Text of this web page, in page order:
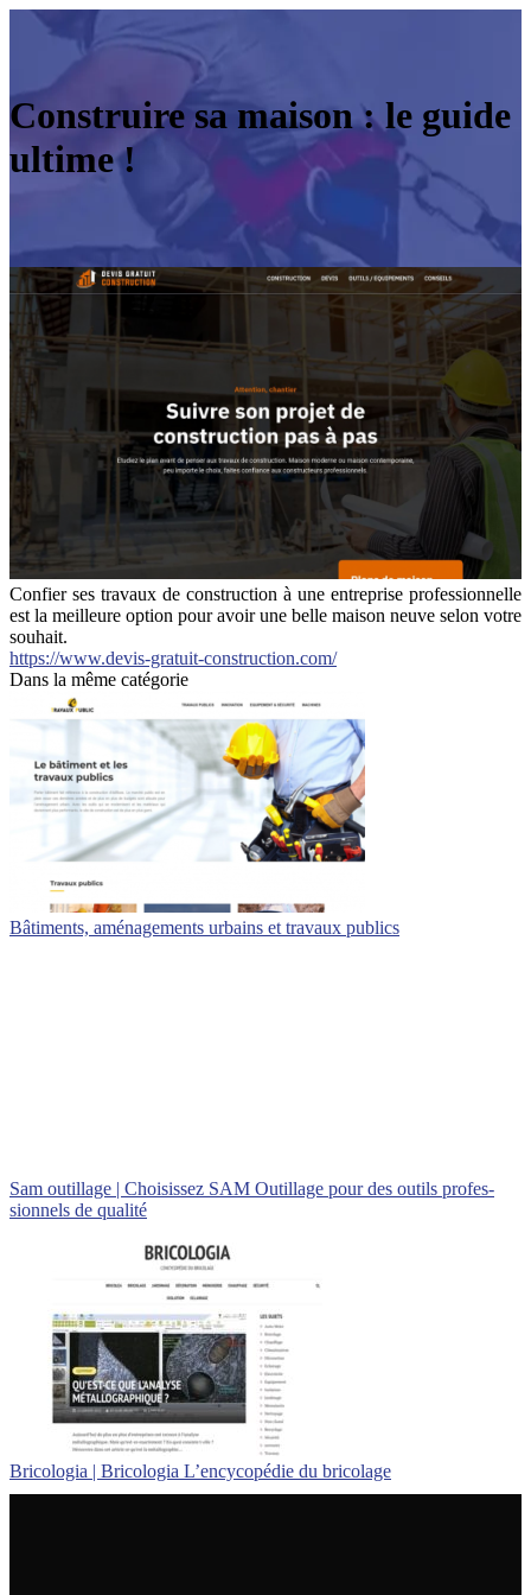
Construire sa maison : le guide
ultime !
Confier ses travaux de construction à une entreprise professionnelle
est la meilleure option pour avoir une belle maison neuve selon votre
souhait.
https://www.devis-gratuit-construction.com/
Dans la même catégorie
Bâtiments, aménagements urbains et travaux publics
Sam outillage | Choisissez SAM Outillage pour des outils profes­
sion­nels de qualité
Bricologia | Bricologia L’encycopédie du bricolage